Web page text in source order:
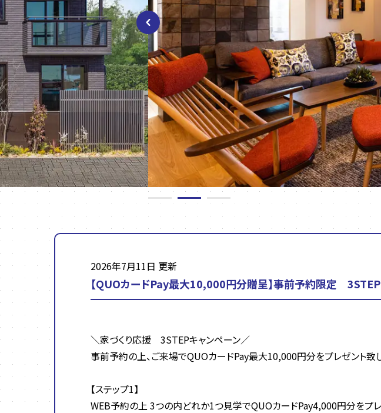
2026年7月11日 更新
【QUOカードPay最大10,000円分贈呈】事前予約限定 3STEP
＼家づくり応援 3STEPキャンペーン／
事前予約の上、ご来場でQUOカードPay最大10,000円分をプレゼント致し
【ステップ1】
WEB予約の上 3つの内どれか1つ見学でQUOカードPay4,000円分をプ